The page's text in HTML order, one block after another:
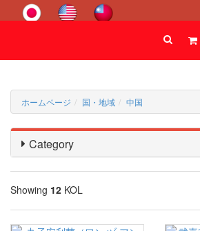
ホームページ 国・地域 中国
Category
Showing 12 KOL